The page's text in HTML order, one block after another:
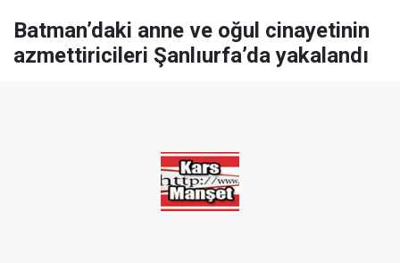
Batman’daki anne ve oğul cinayetinin
azmettiricileri Şanlıurfa’da yakalandı